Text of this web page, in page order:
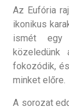
Az Eufória
ikonikus
ismét egy
fokozódik,
minket előre.
A sorozat